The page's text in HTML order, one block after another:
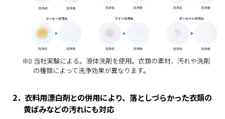
※8 当社実験による。液体洗剤を使用。衣類の素材、汚れや洗剤
の種類によって洗浄効果が異なります。
2．衣料用漂白剤との併用により、落としづらかった衣類の
黄ばみなどの汚れにも対応